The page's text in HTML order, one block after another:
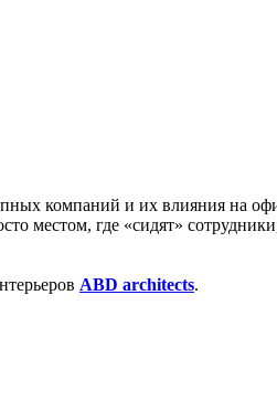
компаний и их влияния на
местом, где «сидят»
ABD architects.